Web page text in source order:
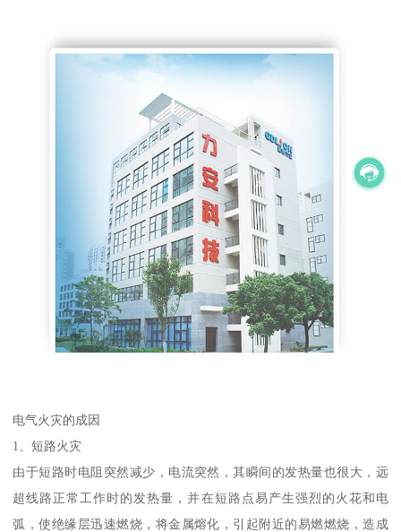
电气火灾的成因
1、短路火灾
由于短路时电阻突然减少，电流突然，其瞬间的发热量也很大，远
超线路正常工作时的发热量，并在短路点易产生强烈的火花和电
弧，使绝缘层迅速燃烧，将金属熔化，引起附近的易燃燃烧，造成